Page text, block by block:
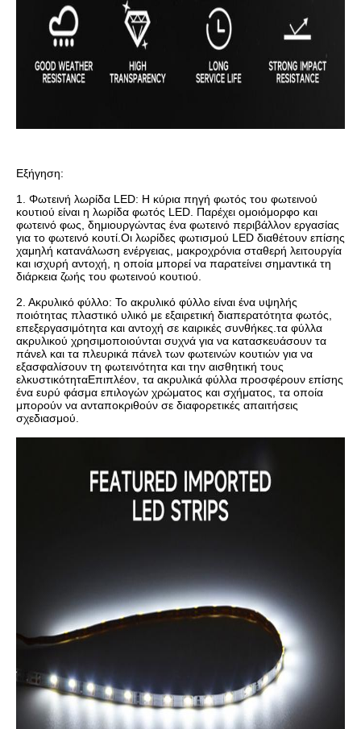
Εξήγηση:
1. Φωτεινή λωρίδα LED: Η κύρια πηγή φωτός του φωτεινού
κουτιού είναι η λωρίδα φωτός LED. Παρέχει ομοιόμορφο και
φωτεινό φως, δημιουργώντας ένα φωτεινό περιβάλλον εργασίας
για το φωτεινό κουτί.Οι λωρίδες φωτισμού LED διαθέτουν επίσης
χαμηλή κατανάλωση ενέργειας, μακροχρόνια σταθερή λειτουργία
και ισχυρή αντοχή, η οποία μπορεί να παρατείνει σημαντικά τη
διάρκεια ζωής του φωτεινού κουτιού.
2. Ακρυλικό φύλλο: Το ακρυλικό φύλλο είναι ένα υψηλής
ποιότητας πλαστικό υλικό με εξαιρετική διαπερατότητα φωτός,
επεξεργασιμότητα και αντοχή σε καιρικές συνθήκες.τα φύλλα
ακρυλικού χρησιμοποιούνται συχνά για να κατασκευάσουν τα
πάνελ και τα πλευρικά πάνελ των φωτεινών κουτιών για να
εξασφαλίσουν τη φωτεινότητα και την αισθητική τους
ελκυστικότηταΕπιπλέον, τα ακρυλικά φύλλα προσφέρουν επίσης
ένα ευρύ φάσμα επιλογών χρώματος και σχήματος, τα οποία
μπορούν να ανταποκριθούν σε διαφορετικές απαιτήσεις
σχεδιασμού.